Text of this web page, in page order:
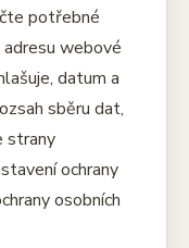
potřebné
webové
datum a
sběru dat,
strany
ochrany
osobních